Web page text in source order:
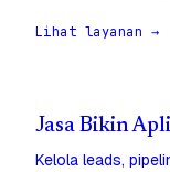
Lihat layanan →
Jasa Bikin
Kelola leads,